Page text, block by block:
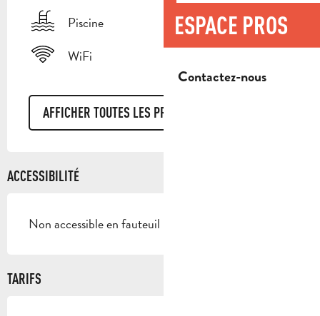
ESPACE PROS
Contactez-nous
Piscine
WiFi
AFFICHER TOUTES LES PRESTATIONS
ACCESSIBILITÉ
Non accessible en fauteuil roulant
TARIFS